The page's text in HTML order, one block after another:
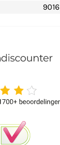
9016